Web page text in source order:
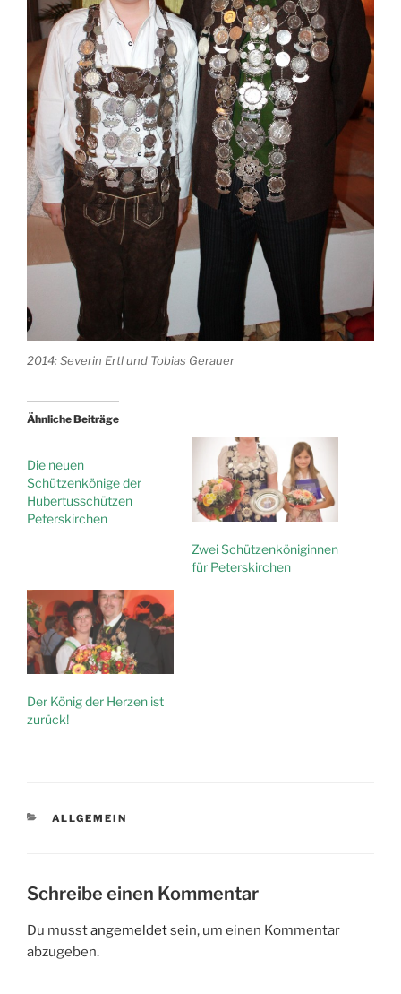
2014: Severin Ertl und Tobias Gerauer
Ähnliche Beiträge
Die neuen
Schützenkönige der
Hubertusschützen
Peterskirchen
Zwei Schützenköniginnen
für Peterskirchen
Der König der Herzen ist
zurück!
KATEGORIEN
ALLGEMEIN
Schreibe einen Kommentar
Du musstangemeldetsein, um einen Kommentar
abzugeben.